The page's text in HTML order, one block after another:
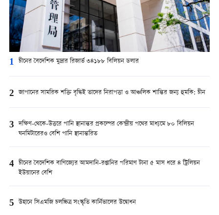
1 চীনের বৈদেশিক মুদ্রার রিজার্ভ ৩৪১৮৮ বিলিয়ন ডলার
2 জাপানের সামরিক শক্তি বৃদ্ধিই তাদের নিরাপত্তা ও আঞ্চলিক শান্তির জন্য হুমকি: চীন
3 দক্ষিণ-থেকে-উত্তরে পানি স্থানান্তর প্রকল্পের কেন্দ্রীয় পথের মাধ্যমে ৮০ বিলিয়ন
ঘনমিটারেরও বেশি পানি স্থানান্তরিত
4 চীনের বৈদেশিক বাণিজ্যের আমদানি-রপ্তানির পরিমাণ টানা ৫ মাস ধরে ৪ ট্রিলিয়ন
ইউয়ানের বেশি
5 উহানে সিএমজি চলচ্চিত্র সংস্কৃতি কার্নিভালের উদ্বোধন